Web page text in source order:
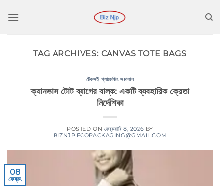
চলে
TAG ARCHIVES: CANVAS TOTE BAGS
টেকসই প্যাকেজিং সমাধান
ক্যানভাস টোট ব্যাগের বাল্ক: একটি ব্যবহারিক ক্রেতা
নির্দেশিকা
POSTED ON ফেব্রুয়ারি 8, 2026 BY
BIZNJP.ECOPACKAGING@GMAIL.COM
08
ফেব্রু.